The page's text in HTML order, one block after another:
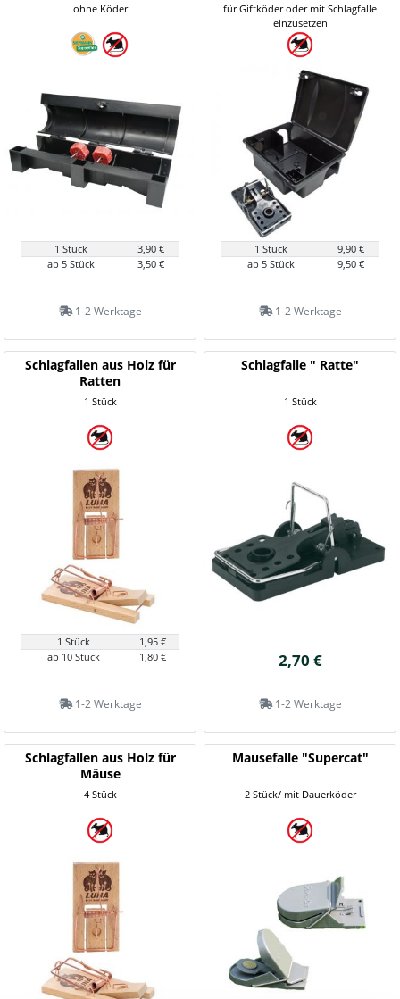
ohne Köder
1 Stück
3,90 €
ab 5 Stück
3,50 €
1-2 Werktage
für Giftköder oder mit Schlagfalle
einzusetzen
1 Stück
9,90 €
ab 5 Stück
9,50 €
1-2 Werktage
Schlagfallen aus Holz für
Ratten
1 Stück
1 Stück
1,95 €
ab 10 Stück
1,80 €
1-2 Werktage
Schlagfalle " Ratte"
1 Stück
2,70 €
1-2 Werktage
Schlagfallen aus Holz für
Mäuse
4 Stück
Mausefalle "Supercat"
2 Stück/ mit Dauerköder